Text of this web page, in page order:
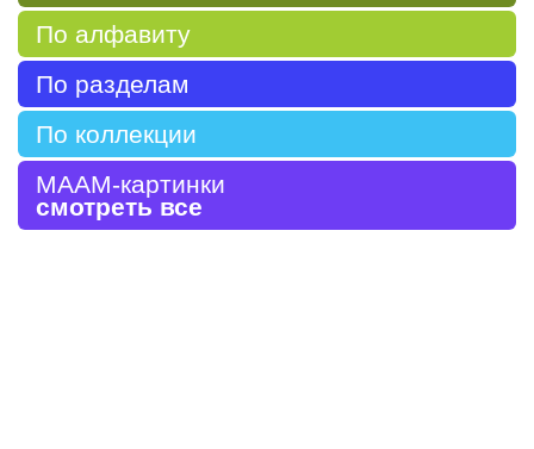
По алфавиту
По разделам
По коллекции
МААМ-картинки
смотреть все